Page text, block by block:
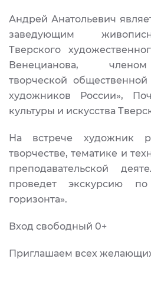
Андрей Анатольевич
заведующим
Тверского
Венецианова,
творческой
художников России»,
культуры и искусства
На встрече художник
творчестве, тематике и
преподавательской
проведет экскурсию
горизонта».
Вход свободный 0+
Приглашаем всех